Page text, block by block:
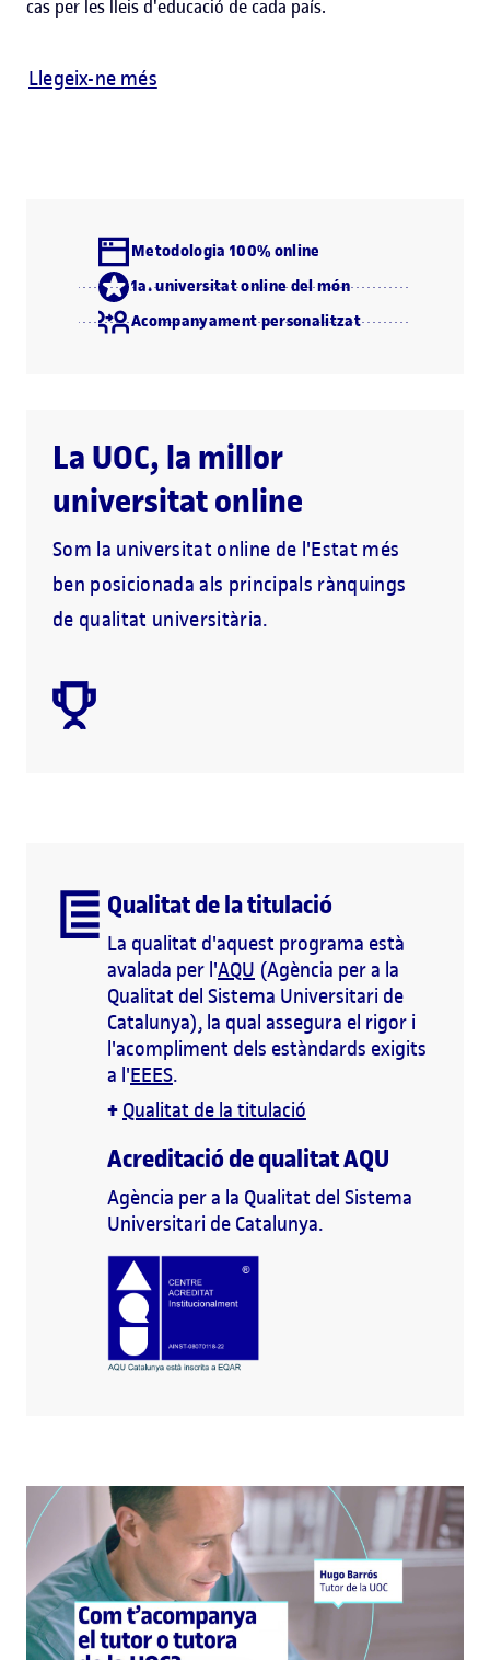
cas per les lleis d'educació de cada país.
Llegeix-ne més
Metodologia 100% online
1a. universitat online del món
Acompanyament personalitzat
La UOC, la millor
universitat online
Som la universitat online de l'Estat més
ben posicionada als principals rànquings
de qualitat universitària.
Qualitat de la titulació
La qualitat d'aquest programa està
avalada per l'AQU (Agència per a la
Qualitat del Sistema Universitari de
Catalunya), la qual assegura el rigor i
l'acompliment dels estàndards exigits
a l'EEES.
+ Qualitat de la titulació
Acreditació de qualitat AQU
Agència per a la Qualitat del Sistema
Universitari de Catalunya.